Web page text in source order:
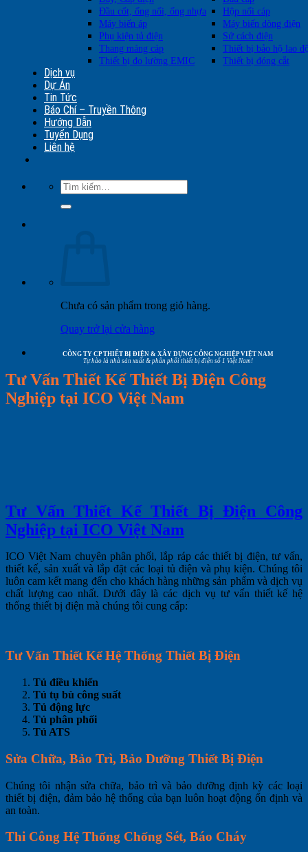
Đầu cốt, ống nối, ống nhựa
Hộp nối cáp
Máy biến áp
Máy biến dòng điện
Phụ kiện tủ điện
Sứ cách điện
Thang máng cáp
Thiết bị bảo hộ lao
Thiết bị đo lường EMIC
Thiết bị đóng cắt
Dịch vụ
Dự Án
Tin Tức
Báo Chí – Truyền Thông
Hướng Dẫn
Tuyển Dụng
Liên hệ
Tìm
kiếm:
Chưa có sản phẩm trong giỏ hàng.
Quay trở lại cửa hàng
CÔNG TY CP THIẾT BỊ ĐIỆN & XÂY DỰNG CÔNG NGHIỆP VIỆT NAM
Tự hào là nhà sản xuất & phân phối thiết bị điện số 1 Việt Nam!
Tư Vấn Thiết Kế Thiết Bị Điện Công
Nghiệp tại ICO Việt Nam
Tư Vấn Thiết Kế Thiết Bị Điện Công
Nghiệp tại ICO Việt Nam
ICO Việt Nam chuyên phân phối, lắp ráp các thiết bị điện, tư vấn,
thiết kế, sản xuất và lắp đặt các loại tủ điện và phụ kiện. Chúng tôi
luôn cam kết mang đến cho khách hàng những sản phẩm và dịch vụ
chất lượng cao nhất. Dưới đây là các dịch vụ tư vấn thiết kế hệ
thống thiết bị điện mà chúng tôi cung cấp:
Tư Vấn Thiết Kế Hệ Thống Thiết Bị Điện
Tủ điều khiển
Tủ tụ bù công suất
Tủ động lực
Tủ phân phối
Tủ ATS
Sửa Chữa, Bảo Trì, Bảo Dưỡng Thiết Bị Điện
Chúng tôi nhận sửa chữa, bảo trì và bảo dưỡng định kỳ các loại
thiết bị điện, đảm bảo hệ thống của bạn luôn hoạt động ổn định và
an toàn.
Thi Công Hệ Thống Chống Sét, Báo Cháy